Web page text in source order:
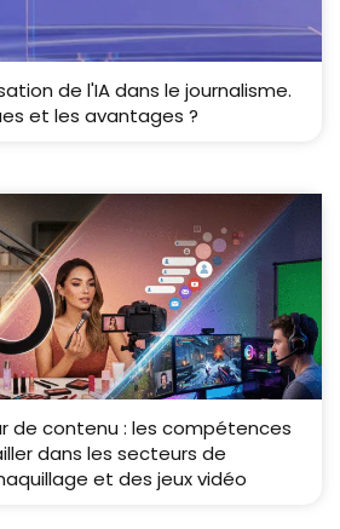
de l'IA dans le journalisme.
et les avantages ?
de contenu : les compétences
dans les secteurs de
et des jeux vidéo